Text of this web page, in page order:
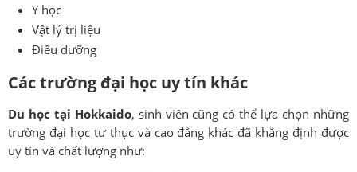
Y học
Vật lý trị liệu
Điều dưỡng
Các trường đại học uy tín khác
Du học tại Hokkaido, sinh viên cũng có thể lựa chọn những
trường đại học tư thục và cao đẳng khác đã khẳng định được
uy tín và chất lượng như: